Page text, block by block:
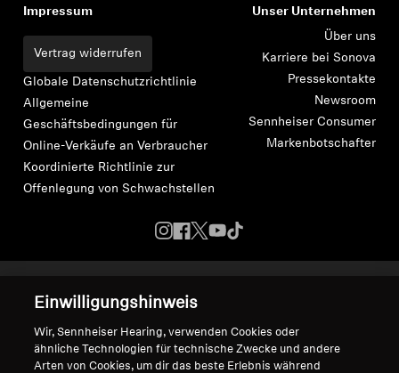
Style
Verwendungszweck
Serie
Bluetooth Dongles
Empfohlene Kopfhörer
Hearing
Impressum
Vertrag widerrufen
Globale Datenschutzrichtlinie
Allgemeine
Geschäftsbedingungen für
Online-Verkäufe an Verbraucher
Koordinierte Richtlinie zur
Offenlegung von Schwachstellen
Unser Unternehmen
Über uns
Karriere bei Sonova
Pressekontakte
Newsroom
Sennheiser Consumer
Markenbotschafter
Erklärung zur digitalen Barrierefreiheit
© 2026 Sonova Consumer Hearing GmbH
Einwilligungshinweis
Wir, Sennheiser Hearing, verwenden Cookies oder
ähnliche Technologien für technische Zwecke und andere
Arten von Cookies, um dir das beste Erlebnis während